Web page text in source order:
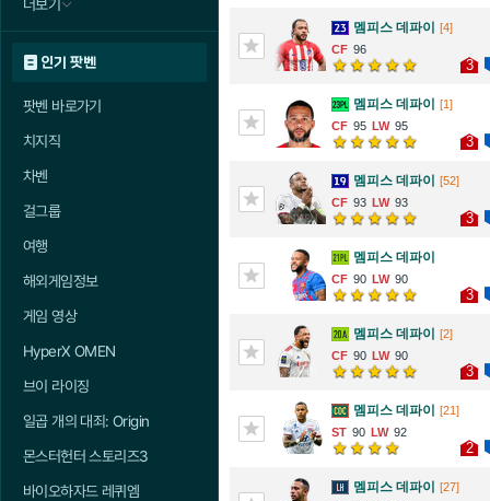
더보기
인기 팟벤
팟벤 바로가기
치지직
차벤
걸그룹
여행
해외게임정보
게임 영상
HyperX OMEN
브이 라이징
일곱 개의 대죄: Origin
몬스터헌터 스토리즈3
바이오하자드 레퀴엠
멤피스 데파이
[4]
96
3
멤피스 데파이
[1]
95
95
3
멤피스 데파이
[52]
93
93
3
멤피스 데파이
90 90
3
멤피스 데파이
[2]
90
90
3
멤피스 데파이
[21]
90
92
2
멤피스 데파이
[27]